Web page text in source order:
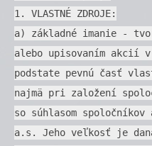
1. VLASTNÉ ZDROJE:
a) základné imanie -
alebo upisovaním akcií
podstate pevnú časť
najmä pri založení
so súhlasom spoločníkov
a.s. Jeho veľkosť je